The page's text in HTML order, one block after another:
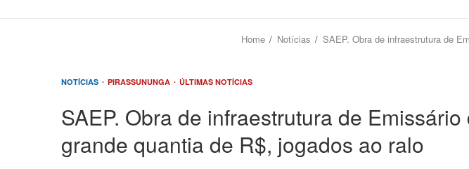
Home Notícias SAEP. Obra de infraestrutura de
NOTÍCIAS PIRASSUNUNGA ÚLTIMAS NOTÍCIAS
SAEP. Obra de infraestrutura de Emissário
grande quantia de R$, jogados ao ralo